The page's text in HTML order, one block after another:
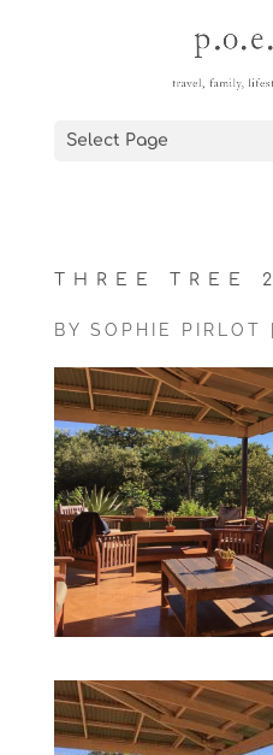
Select Page
THREE TREE 2
BY SOPHIE PIRLOT